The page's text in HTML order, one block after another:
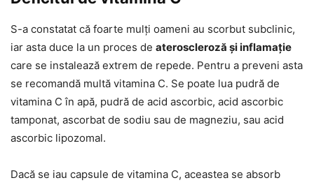
S-a constatat că foarte mulți oameni au scorbut subclinic,
iar asta duce la un proces de ateroscleroză și inflamație
care se instalează extrem de repede. Pentru a preveni asta
se recomandă multă vitamina C. Se poate lua pudră de
vitamina C în apă, pudră de acid ascorbic, acid ascorbic
tamponat, ascorbat de sodiu sau de magneziu, sau acid
ascorbic lipozomal.
Dacă se iau capsule de vitamina C, aceastea se absorb